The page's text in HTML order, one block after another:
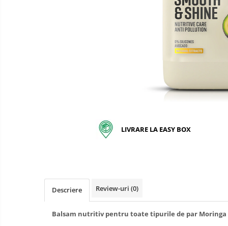
Articole complementare
LIVRARE LA EASY BOX
Descriere Review-uri (0)
Balsam nutritiv pentru toate tipurile de par Moringa